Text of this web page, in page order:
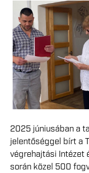
2025 júniusában a
jelentőséggel bírt a
végrehajtási
során közel 500